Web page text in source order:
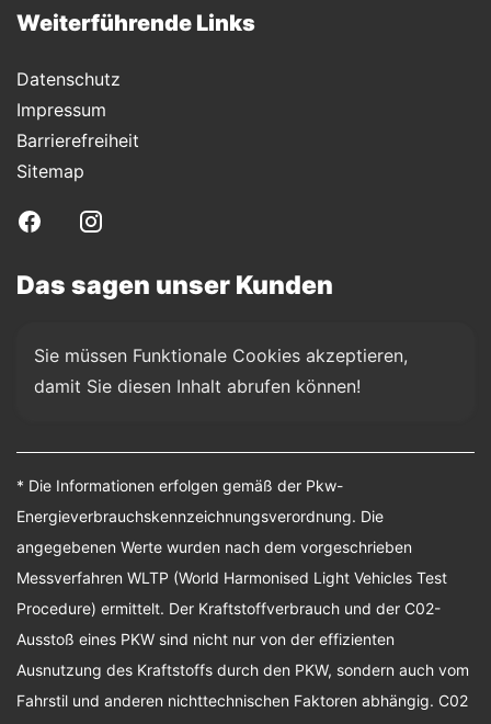
Weiterführende Links
Datenschutz
Impressum
Barrierefreiheit
Sitemap
Das sagen unser Kunden
Sie müssen Funktionale Cookies akzeptieren,
damit Sie diesen Inhalt abrufen können!
* Die Informationen erfolgen gemäß der Pkw-
Energieverbrauchskennzeichnungsverordnung. Die
angegebenen Werte wurden nach dem vorgeschrieben
Messverfahren WLTP (World Harmonised Light Vehicles Test
Procedure) ermittelt. Der Kraftstoffverbrauch und der C02-
Ausstoß eines PKW sind nicht nur von der effizienten
Ausnutzung des Kraftstoffs durch den PKW, sondern auch vom
Fahrstil und anderen nichttechnischen Faktoren abhängig. C02